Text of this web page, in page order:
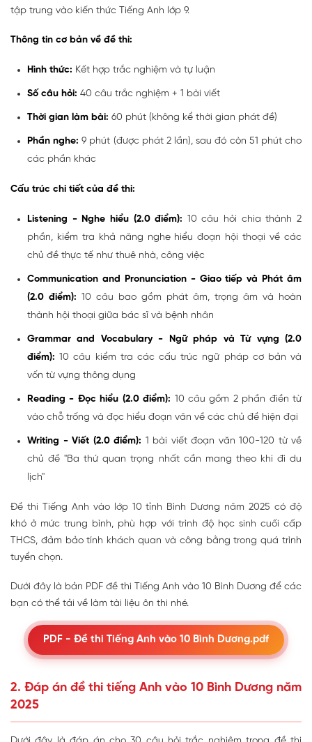
tập trung vào kiến thức Tiếng Anh lớp 9.
Thông tin cơ bản về đề thi:
Hình thức: Kết hợp trắc nghiệm và tự luận
Số câu hỏi: 40 câu trắc nghiệm + 1 bài viết
Thời gian làm bài: 60 phút (không kể thời gian phát đề)
Phần nghe: 9 phút (được phát 2 lần), sau đó còn 51 phút cho
các phần khác
Cấu trúc chi tiết của đề thi:
Listening - Nghe hiểu (2.0 điểm): 10 câu hỏi chia thành 2
phần, kiểm tra khả năng nghe hiểu đoạn hội thoại về các
chủ đề thực tế như thuê nhà, công việc
Communication and Pronunciation - Giao tiếp và Phát âm
(2.0 điểm): 10 câu bao gồm phát âm, trọng âm và hoàn
thành hội thoại giữa bác sĩ và bệnh nhân
Grammar and Vocabulary - Ngữ pháp và Từ vựng (2.0
điểm): 10 câu kiểm tra các cấu trúc ngữ pháp cơ bản và
vốn từ vựng thông dụng
Reading - Đọc hiểu (2.0 điểm): 10 câu gồm 2 phần điền từ
vào chỗ trống và đọc hiểu đoạn văn về các chủ đề hiện đại
Writing - Viết (2.0 điểm): 1 bài viết đoạn văn 100-120 từ về
chủ đề "Ba thứ quan trọng nhất cần mang theo khi đi du
lịch"
Đề thi Tiếng Anh vào lớp 10 tỉnh Bình Dương năm 2025 có độ
khó ở mức trung bình, phù hợp với trình độ học sinh cuối cấp
THCS, đảm bảo tính khách quan và công bằng trong quá trình
tuyển chọn.
Dưới đây là bản PDF đề thi Tiếng Anh vào 10 Bình Dương để các
bạn có thể tải về làm tài liệu ôn thi nhé.
PDF - Đề thi Tiếng Anh vào 10 Bình Dương.pdf
2. Đáp án đề thi tiếng Anh vào 10 Bình Dương năm
2025